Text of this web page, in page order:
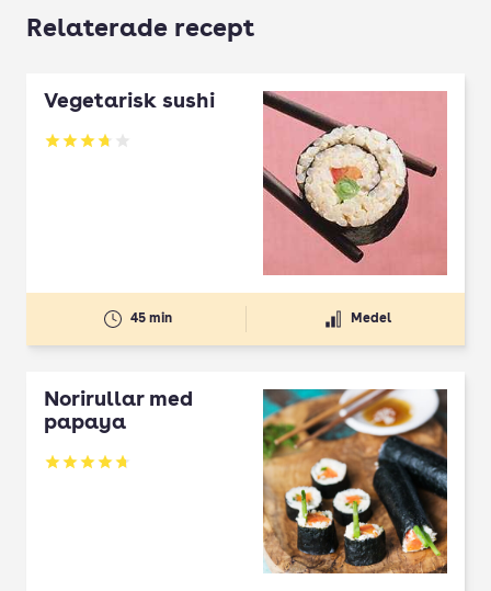
Relaterade recept
Vegetarisk sushi
Betyg: 3.71 av 5
45 min Medel
Norirullar med
papaya
Betyg: 4.75 av 5